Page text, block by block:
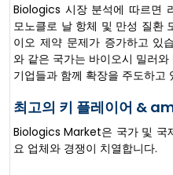
Biologics 시장 분석에 따르면
모노클로 날 항체 및 만성 질환
이오 제약 문제가 증가하고 있
와 같은 국가는 바이오시 밀러
기업들과 함께 확장을 주도하고
최고의 키 플레이어 &
Biologics Market은 국가 및 국
요 업체와 경쟁이 치열합니다.